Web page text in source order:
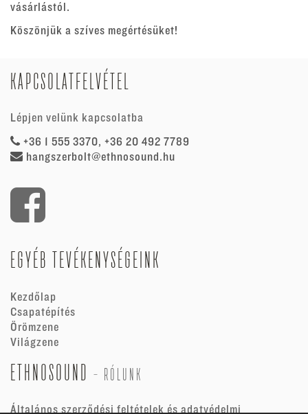
vásárlástól.
Köszönjük a szíves megértésüket!
KAPCSOLATFELVÉTEL
Lépjen velünk kapcsolatba
+36 1 555 3370, +36 20 492 7789
hangszerbolt@ethnosound.hu
EGYÉB TEVÉKENYSÉGEINK
Kezdőlap
Csapatépítés
Örömzene
Világzene
ETHNOSOUND - RÓLUNK
Általános szerződési feltételek és adatvédelmi